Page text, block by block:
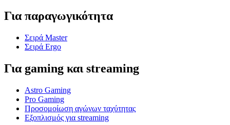
Για παραγωγικότητα
Σειρά Master
Σειρά Ergo
Για gaming και streaming
Astro Gaming
Pro Gaming
Προσομοίωση αγώνων ταχύτητας
Εξοπλισμός για streaming